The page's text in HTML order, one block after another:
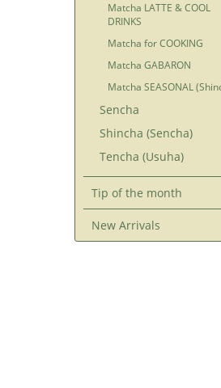
Matcha LATTE & COOL
DRINKS
Matcha for COOKING
Matcha GABARON
Matcha SEASONAL
Sencha
Shincha (Sencha)
Tencha (Usuha)
Tip of the month
New Arrivals